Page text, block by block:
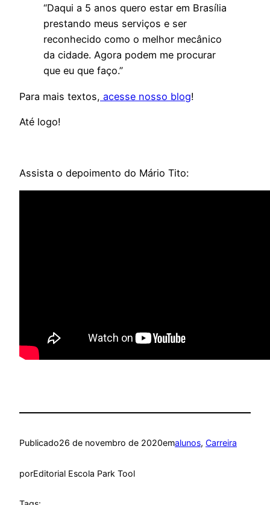
“Daqui a 5 anos quero estar em Brasília
prestando meus serviços e ser
reconhecido como o melhor mecânico
da cidade. Agora podem me procurar
que eu que faço.”
Para mais textos, acesse nosso blog!
Até logo!
Assista o depoimento do Mário Tito:
Publicado26 de novembro de 2020emalunos, Carreira
porEditorial Escola Park Tool